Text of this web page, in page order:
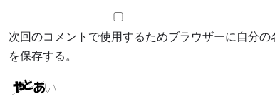
次回のコメントで使用するためブラウザーに自分
を保存する。